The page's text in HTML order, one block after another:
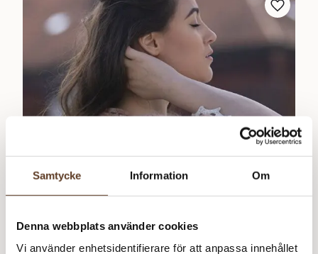
Samtycke Information Om
Denna webbplats använder cookies
Vi använder enhetsidentifierare för att anpassa innehållet
Gratismönster